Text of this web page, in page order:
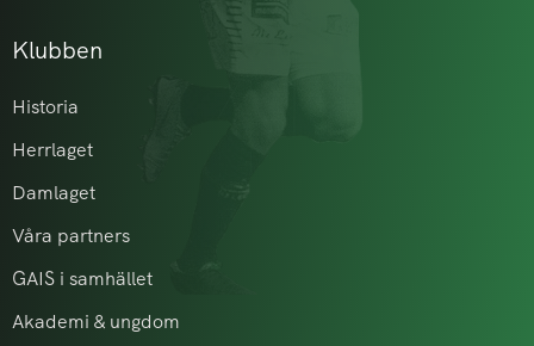
Klubben
Historia
Herrlaget
Damlaget
Våra partners
GAIS i samhället
Akademi & ungdom